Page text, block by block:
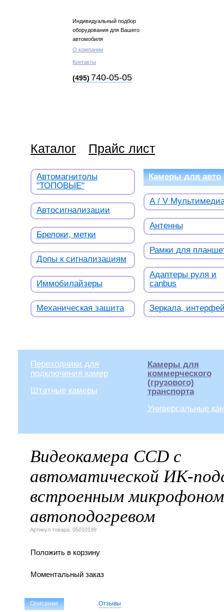
Индивидуальный подбор
оборудования для Вашего
автомобиля
О компании
Контакты
(495) 740-05-05
Каталог Прайс лист
Автомагнитолы
"ТОПОВЫЕ"
Автосигнализации
Брелоки, метки
Допы к сигнализациям
Иммобилайзеры
Механическая защита
Камеры для авто
А / V
Антенны
Рамки для
Адаптеры руля и
canbus
Зеркала,
Переходники для
подключения камер
Штатные камеры
Камеры для
коммерческого
(грузового)
транспорта
Универсальные
Видеокамера CCD с
автоматической ИК-
встроенным
автоподогревом
Артикул товара: 05010199
Моментальный заказ
Описание Отзывы